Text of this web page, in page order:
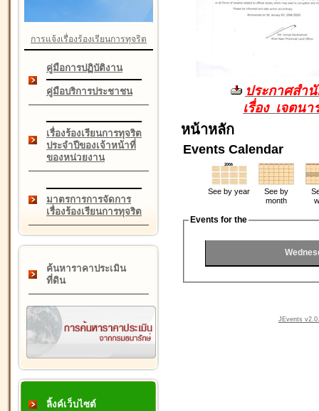
การแจ้งเรื่องร้องเรียนการทุจริต
คู่มือการปฏิบัติงาน
คู่มือบริการประชาชน
เรื่องร้องเรียนการทุจริต
ประจำปีของเจ้าหน้าที่
ของหน่วยงาน
มาตรการการจัดการ
เรื่องร้องเรียนการทุจริต
ค้นหาราคาประเมิน
ที่ดิน
ลิ้งค์เว็บไซต์
ประกาศสำ
เรื่อง เจตน
หน้าหลัก
Events Calendar
See by year
See by
month
Events for the
JEvents